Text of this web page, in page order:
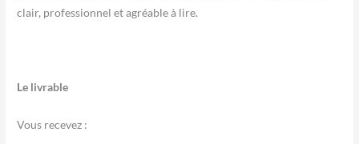
clair, professionnel et agréable à lire.
Le livrable
Vous recevez :